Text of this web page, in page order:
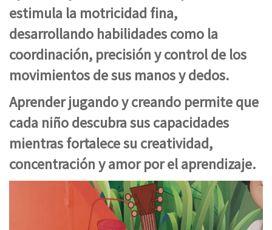
estimula la motricidad fina,
desarrollando habilidades como la
coordinación, precisión y control de los
movimientos de sus manos y dedos.
Aprender jugando y creando permite que
cada niño descubra sus capacidades
mientras fortalece su creatividad,
concentración y amor por el aprendizaje.